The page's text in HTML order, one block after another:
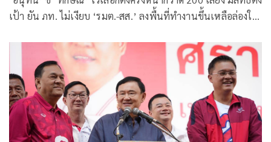
เป้า ยัน ภท. ไม่เงียบ ‘รมต.-สส.’ ลงพื้นที่ทำงานขึ้นเหลือล่องใต้